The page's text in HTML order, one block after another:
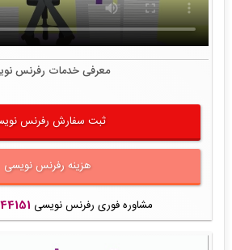
معرفی خدمات رفرنس
ثبت سفارش رفرنس
هزینه رفرنس نویسی
مشاوره فوری رفرنس نویسی